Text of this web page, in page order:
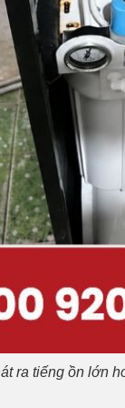
ra tiếng ồn lớn